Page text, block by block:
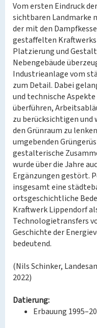
Vom ersten Eindruck
sichtbaren Landmarke
der mit den
gestaffelten
Platzierung und
Nebengebäude
Industrieanlage vom
zum Detail. Dabei
und technische
überführen,
zu berücksichtigen
den Grünraum zu
umgebenden
gestalterische
wurde über die Jahre
Ergänzungen gestört.
insgesamt eine
ortsgeschichtliche
Kraftwerk Lippendorf
Technologietransfers
Geschichte der
bedeutend.
(Nils Schinker,
2022)
Datierung:
Erbauung